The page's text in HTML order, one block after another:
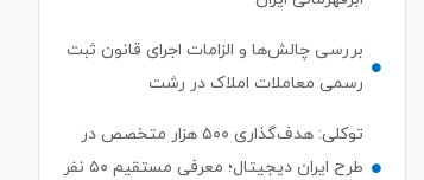
بررسی چالش‌ها و الزامات اجرای قانون ثبت
رسمی معاملات املاک در رشت
توکلی: هدف‌گذاری ۵۰۰ هزار متخصص در
طرح ایران دیجیتال؛ معرفی مستقیم ۵۰ نفر